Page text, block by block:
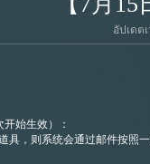
อัปเดต
始生效）：
，则系统会通过邮件按照